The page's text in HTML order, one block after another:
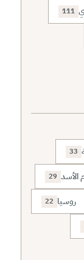
111
33
الأسد 29
روسيا 22